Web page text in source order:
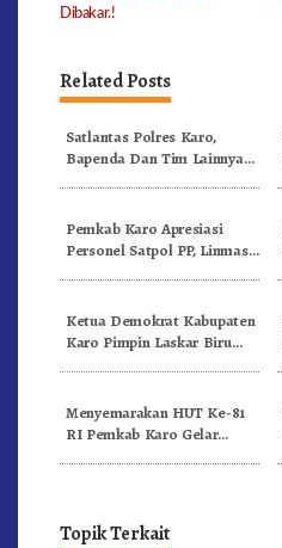
Dibakar.!
Related Posts
Satlantas Polres Karo,
Bapenda Dan Tim Lainnya
Pemkab Karo Apresiasi
Personel Satpol PP, Linmas,
Ketua Demokrat Kabupaten
Karo Pimpin Laskar Biru
Menyemarakan HUT Ke-81
RI Pemkab Karo Gelar
Topik Terkait